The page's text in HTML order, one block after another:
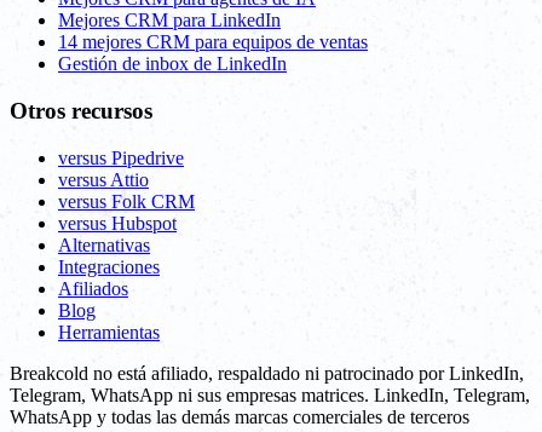
Mejores CRM para LinkedIn
14 mejores CRM para equipos de ventas
Gestión de inbox de LinkedIn
Otros recursos
versus Pipedrive
versus Attio
versus Folk CRM
versus Hubspot
Alternativas
Integraciones
Afiliados
Blog
Herramientas
Breakcold no está afiliado, respaldado ni patrocinado por LinkedIn,
Telegram, WhatsApp ni sus empresas matrices. LinkedIn, Telegram,
WhatsApp y todas las demás marcas comerciales de terceros